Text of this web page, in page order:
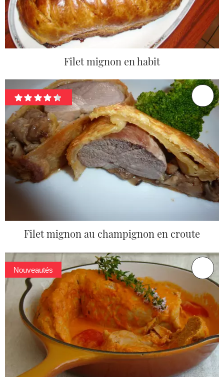
Filet mignon en habit
Filet mignon au champignon en croute
Nouveautés